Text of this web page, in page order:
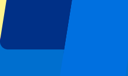
Fußballligen
Champions League
Premier League
Serie A